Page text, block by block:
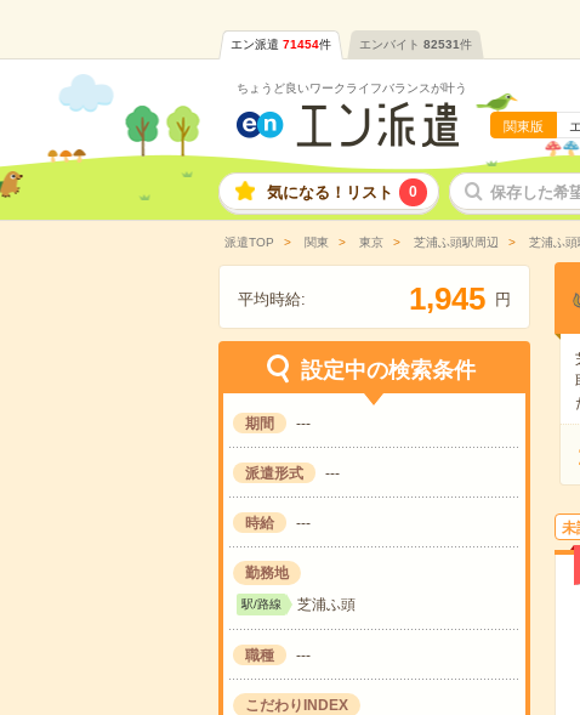
エン派遣 71454件 エンバイト 82531件
ちょうど良いワークライフバランスが叶う
関東版
気になる！リスト 0 保存した希
派遣TOP 関東 東京 芝浦ふ頭駅周辺 芝浦ふ
平均時給: 1,945 円
設定中の検索条件
期間 ---
派遣形式 ---
時給 ---
勤務地
駅/路線 芝浦ふ頭
職種 ---
こだわりINDEX
未